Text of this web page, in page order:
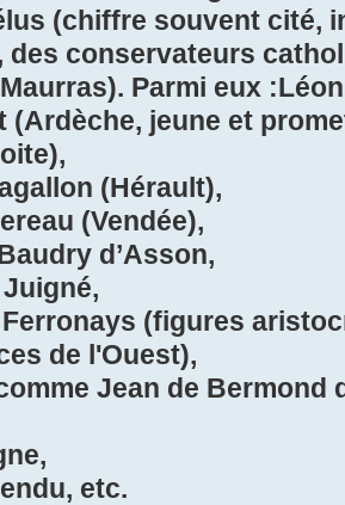
(chiffre souvent cité,
des conservateurs
Parmi eux
(Ardèche, jeune et
(Hérault),
(Vendée),
d’Asson,
(figures
de l'Ouest),
Jean de Bermond
etc.